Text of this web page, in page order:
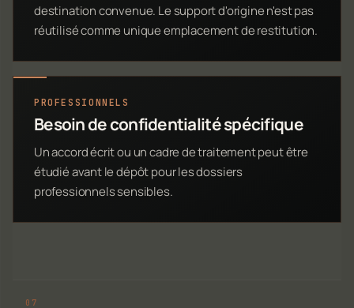
destination convenue. Le support d'origine n'est pas
réutilisé comme unique emplacement de restitution.
PROFESSIONNELS
Besoin de confidentialité spécifique
Un accord écrit ou un cadre de traitement peut être
étudié avant le dépôt pour les dossiers
professionnels sensibles.